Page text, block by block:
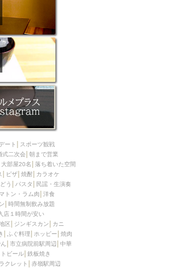
放題
鍋
周辺
理
団
デート
スポーツ観戦
式二次会 朝まで営業
大部屋20名
落ち着いた空間
ピザ 焼酎
カラオケ
う パスタ
民謡・生演奏
マトン・ラム肉
洋食
時間無制飲み放題
入店１時間が安い
区 ジンギスカン
カニ
ふぐ料理 ホッピー
焼肉
市立病院前駅周辺
中華
ビール 鉄板焼き
ラクレット 赤嶺駅周辺